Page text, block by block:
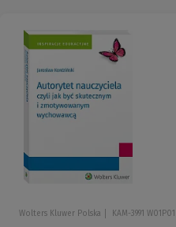
Wolters Kluwer Polska KAM-3991 W01P01